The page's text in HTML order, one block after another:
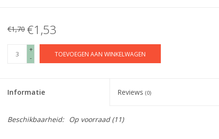
€1,70 €1,53
+
-
TOEVOEGEN AAN WINKELWAGEN
Informatie Reviews (0)
Beschikbaarheid: Op voorraad(11)